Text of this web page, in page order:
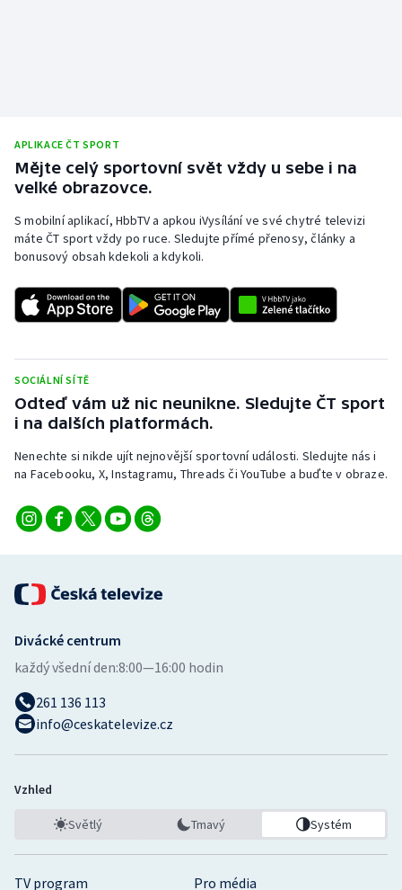
Triatlon
Veslování
Vodní slalom
Ostatní
APLIKACE ČT SPORT
Mějte celý sportovní svět vždy u sebe i na
velké obrazovce.
S mobilní aplikací, HbbTV a apkou iVysílání ve své chytré televizi
máte ČT sport vždy po ruce. Sledujte přímé přenosy, články a
bonusový obsah kdekoli a kdykoli.
SOCIÁLNÍ SÍTĚ
Odteď vám už nic neunikne. Sledujte ČT sport
i na dalších platformách.
Nenechte si nikde ujít nejnovější sportovní události. Sledujte nás i
na Facebooku, X, Instagramu, Threads či YouTube a buďte v obraze.
TV program Pro média
Divácké centrum
každý všední den:8:00—16:00 hodin
261 136 113
info@ceskatelevize.cz
Vzhled
Světlý Tmavý Systém